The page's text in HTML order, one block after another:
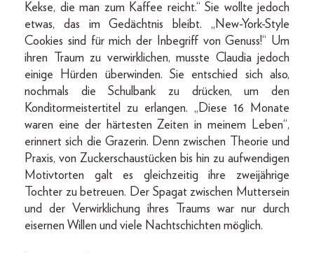
Kekse, die man zum Kaffee reicht.“ Sie wollte jedoch
etwas, das im Gedächtnis bleibt. „New-York-Style
Cookies sind für mich der Inbegriff von Genuss!“ Um
ihren Traum zu verwirklichen, musste Claudia jedoch
einige Hürden überwinden. Sie entschied sich also,
nochmals die Schulbank zu drücken, um den
Konditormeistertitel zu erlangen. „Diese 16 Monate
waren eine der härtesten Zeiten in meinem Leben“,
erinnert sich die Grazerin. Denn zwischen Theorie und
Praxis, von Zuckerschaustücken bis hin zu aufwendigen
Motivtorten galt es gleichzeitig ihre zweijährige
Tochter zu betreuen. Der Spagat zwischen Muttersein
und der Verwirklichung ihres Traums war nur durch
eisernen Willen und viele Nachtschichten möglich.